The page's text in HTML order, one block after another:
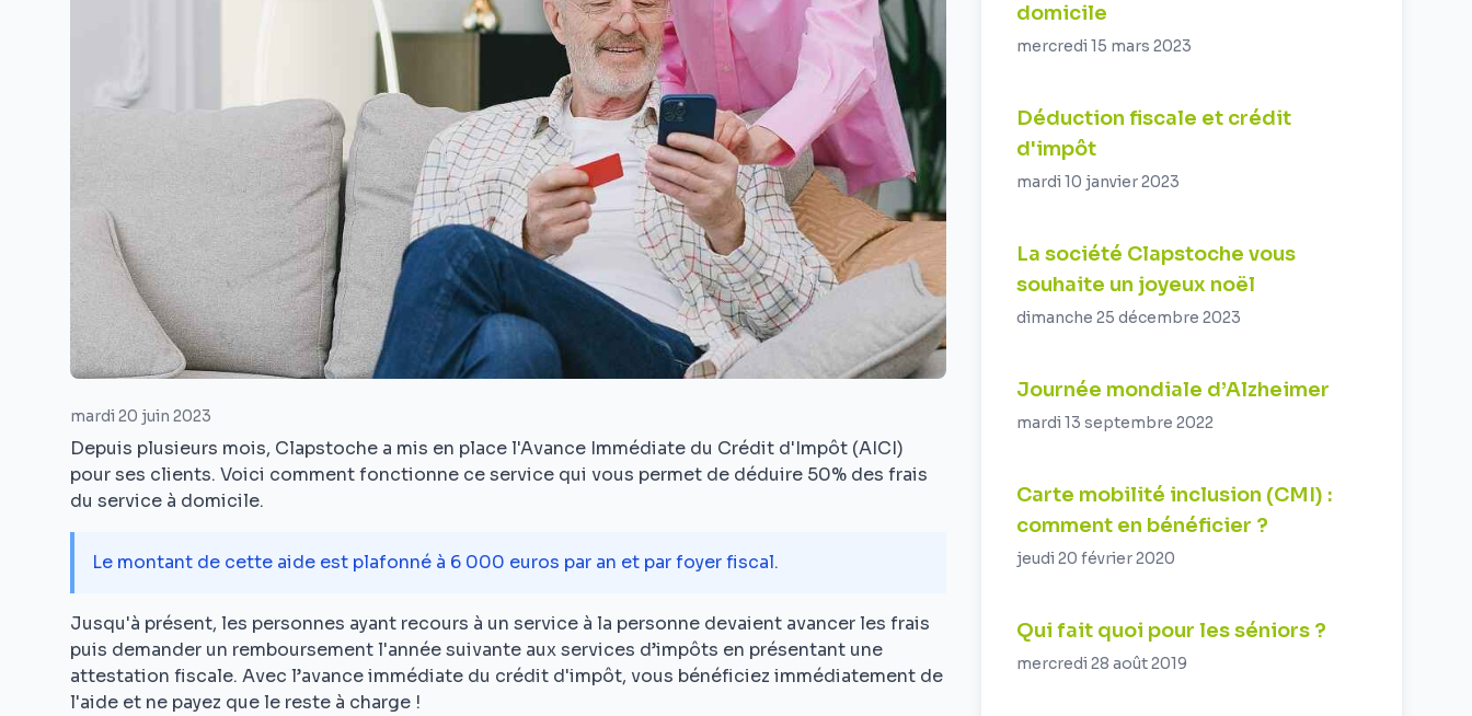
mardi 20 juin 2023
Depuis plusieurs mois, Clapstoche a mis en place l'Avance Immédiate du Crédit d'Impôt (AICI)
pour ses clients. Voici comment fonctionne ce service qui vous permet de déduire 50% des frais
du service à domicile.
Le montant de cette aide est plafonné à 6 000 euros par an et par foyer fiscal.
Jusqu'à présent, les personnes ayant recours à un service à la personne devaient avancer les frais
puis demander un remboursement l'année suivante aux services d’impôts en présentant une
attestation fiscale. Avec l’avance immédiate du crédit d'impôt, vous bénéficiez immédiatement de
l'aide et ne payez que le reste à charge !
domicile
mercredi 15 mars 2023
Déduction fiscale et crédit
d'impôt
mardi 10 janvier 2023
La société Clapstoche vous
souhaite un joyeux noël
dimanche 25 décembre 2023
Journée mondiale d’Alzheimer
mardi 13 septembre 2022
Carte mobilité inclusion (CMI) :
comment en bénéficier ?
jeudi 20 février 2020
Qui fait quoi pour les séniors ?
mercredi 28 août 2019